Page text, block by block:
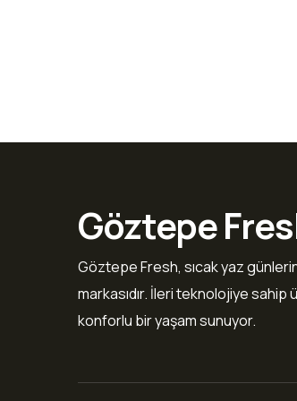
Göztepe
Göztepe Fresh, sıcak yaz
markasıdır. İleri teknolojiye
konforlu bir yaşam sunuyor.